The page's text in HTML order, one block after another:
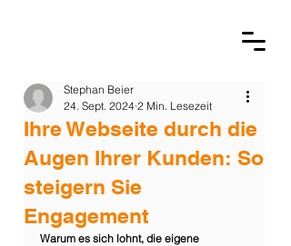
Ihre Webseite durch die
Augen Ihrer Kunden: So
steigern Sie
Engagement
Stephan Beier
24. Sept. 2024 2 Min. Lesezeit
Warum es sich lohnt, die eigene